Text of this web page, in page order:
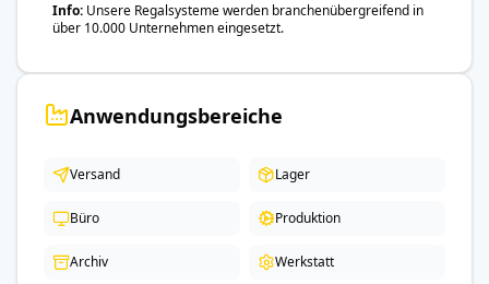
Info Unsere Regalsysteme werden branchenübergreifend in
über 10.000 Unternehmen eingesetzt.
Anwendungsbereiche
Versand Lager
Büro Produktion
Archiv Werkstatt